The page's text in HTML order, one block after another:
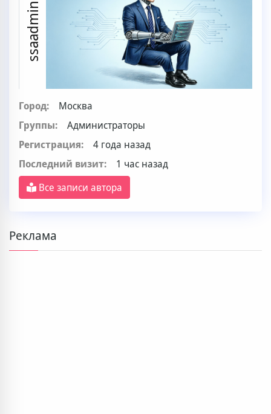
ssaadmin
Город:
Москва
Группы:
Администраторы
Регистрация:
4 года назад
Последний визит:
1 час назад
Все записи автора
Реклама